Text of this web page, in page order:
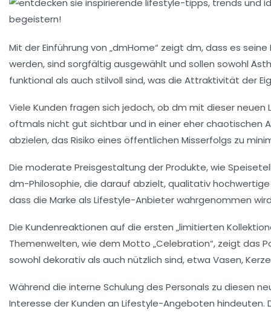
Mit der Einführung von „dmHome“ zeigt dm, dass es seine
werden, sind sorgfältig ausgewählt und sollen sowohl
funktional als auch stilvoll sind, was die Attraktivität der
Viele Kunden fragen sich jedoch, ob dm mit dieser neuen
oftmals nicht gut sichtbar und in einer eher chaotischen
abzielen, das Risiko eines öffentlichen Misserfolgs zu
Die moderate Preisgestaltung der Produkte, wie
dm-Philosophie, die darauf abzielt, qualitativ
dass die Marke als Lifestyle-Anbieterwahrgenommen
Die Kundenreaktionen auf die ersten „limitierten
Themenwelten, wie dem Motto „Celebration“, zeigt das
sowohl dekorativ als auch nützlich sind, etwa Vasen,
Während die interne Schulung des Personals zu diesen
Interesse der Kunden an Lifestyle-Angeboten